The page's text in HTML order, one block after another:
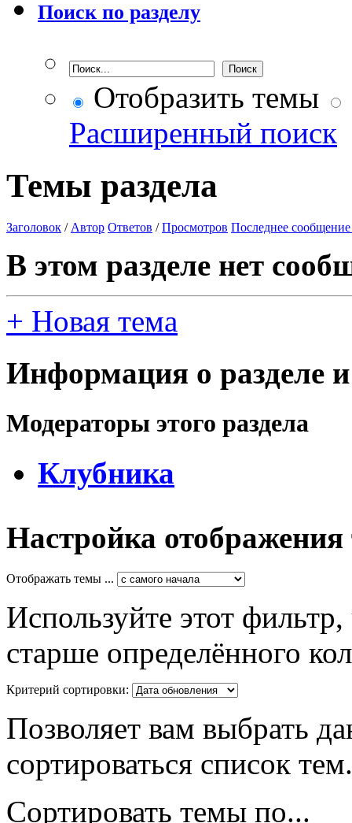
Поиск по разделу
Отобразить темы
Расширенный поиск
Темы раздела
Заголовок / Автор Ответов /Просмотров Последнее сообщение
В этом разделе нет
+ Новая тема
Информация о разделе
Модераторы этого раздела
Клубника
Настройка отображения
Отображать темы ...
Используйте этот
старше определённого
Критерий сортировки:
Позволяет вам выбрать
сортироваться список тем.
Сортировать темы по...